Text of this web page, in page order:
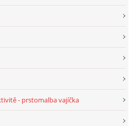
- prstomalba vajíčka